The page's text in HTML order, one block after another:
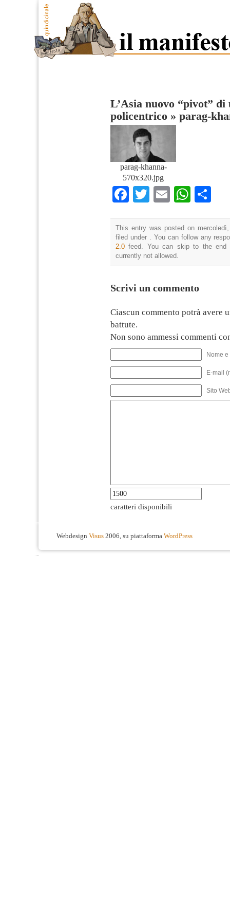
L’Asia nuovo “pivot”
policentrico » parag-
parag-khanna-
570x320.jpg
Facebook
TwitterEmail
This entry was posted on
filed under . You can follow any
2.0 feed. You can skip to the end
currently not allowed.
Scrivi un commento
Ciascun commento potrà avere
battute.
Non sono ammessi commenti
Nome
E-mail
Sito
caratteri disponibili
Webdesign Visus 2006, su piattaforma WordPress